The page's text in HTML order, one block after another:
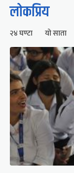
लोकप्रिय
२४ घण्टा यो साता